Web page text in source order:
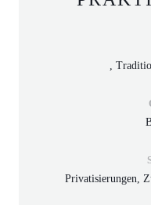
,
Privatisierungen,